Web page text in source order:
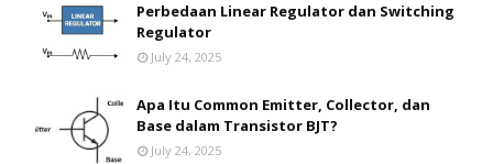
Perbedaan Linear Regulator dan Switching
Regulator
July 24, 2025
Apa Itu Common Emitter, Collector, dan
Base dalam Transistor BJT?
July 24, 2025